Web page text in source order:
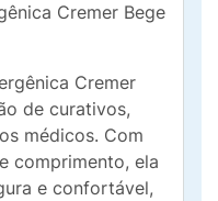
Cremer Bege
Cremer
de curativos,
médicos. Com
comprimento, ela
e confortável,